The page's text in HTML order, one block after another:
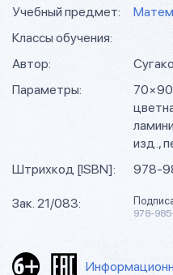
Учебный предмет:
Классы обучения:
Автор:
Параметры:
изд.,
Штрихкод [ISBN]:
978-
Зак. 21/083:
978-